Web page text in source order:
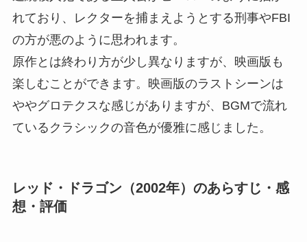
れており、レクターを捕まえようとする刑事やFBI
の方が悪のように思われます。
原作とは終わり方が少し異なりますが、映画版も
楽しむことができます。映画版のラストシーンは
ややグロテクスな感じがありますが、BGMで流れ
ているクラシックの音色が優雅に感じました。
レッド・ドラゴン（2002年）のあらすじ・感
想・評価